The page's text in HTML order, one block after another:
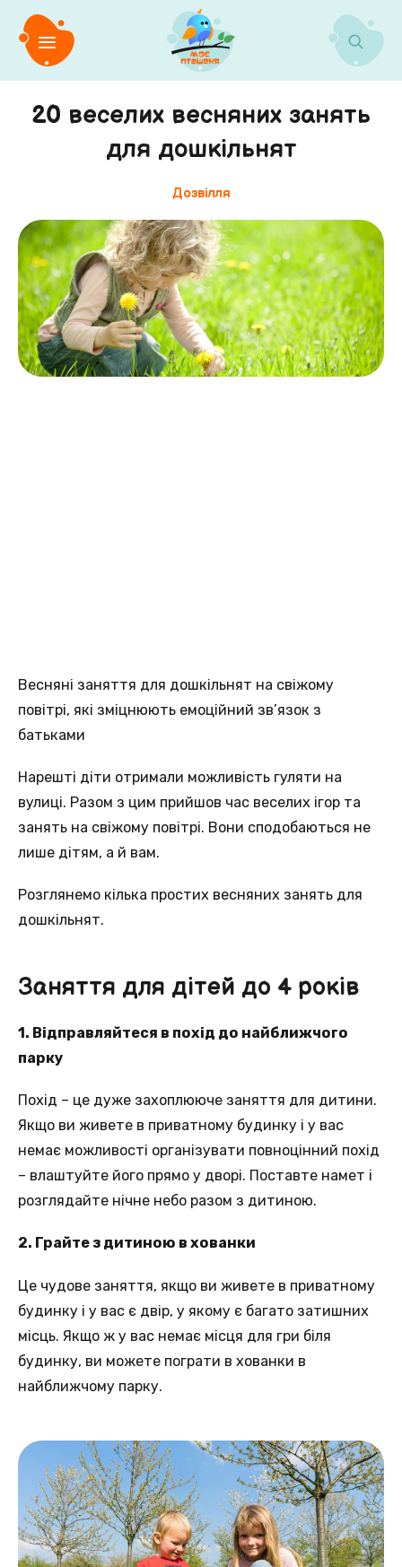
20 веселих весняних занять
для дошкільнят
Дозвілля
Весняні заняття для дошкільнят на свіжому
повітрі, які зміцнюють емоційний зв’язок з
батьками
Нарешті діти отримали можливість гуляти на
вулиці. Разом з цим прийшов час веселих ігор та
занять на свіжому повітрі. Вони сподобаються не
лише дітям, а й вам.
Розглянемо кілька простих весняних занять для
дошкільнят.
Заняття для дітей до 4 років
1. Відправляйтеся в похід до найближчого
парку
Похід – це дуже захоплююче заняття для дитини.
Якщо ви живете в приватному будинку і у вас
немає можливості організувати повноцінний похід
– влаштуйте його прямо у дворі. Поставте намет і
розглядайте нічне небо разом з дитиною.
2. Грайте з дитиною в хованки
Це чудове заняття, якщо ви живете в приватному
будинку і у вас є двір, у якому є багато затишних
місць. Якщо ж у вас немає місця для гри біля
будинку, ви можете пограти в хованки в
найближчому парку.